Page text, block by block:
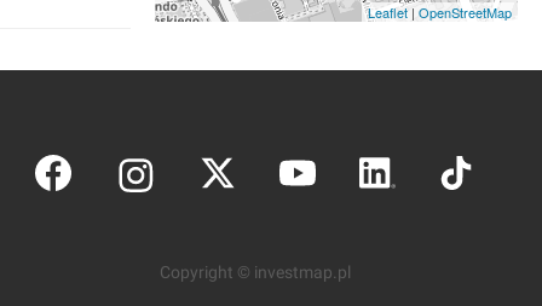
Leaflet | OpenStreetMap
Copyright © investmap.pl